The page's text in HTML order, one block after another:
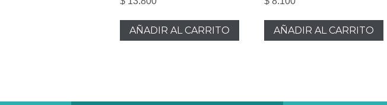
AÑADIR AL CARRITO AÑADIR AL CARRITO